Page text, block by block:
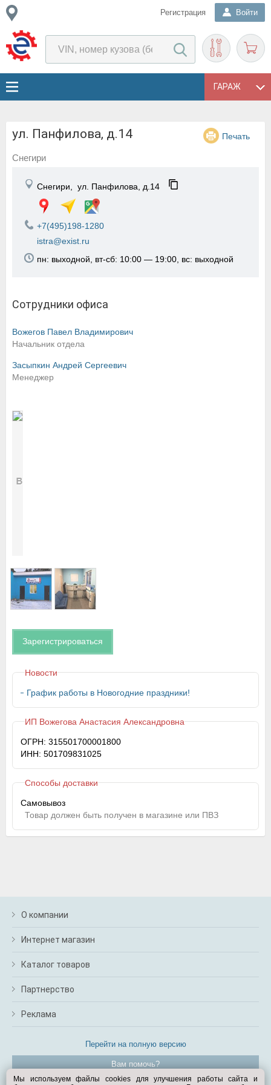
Регистрация Войти
ГАРАЖ
ул. Панфилова, д.14 Печать
Снегири
Снегири, ул. Панфилова, д.14
+7(495)198-1280
istra@exist.ru
пн: выходной, вт-сб: 10:00 — 19:00, вс: выходной
Сотрудники офиса
Вожегов Павел Владимирович
Начальник отдела
Засыпкин Андрей Сергеевич
Менеджер
Зарегистрироваться
Новости
График работы в Новогодние праздники!
ИП Вожегова Анастасия Александровна
ОГРН: 315501700001800
ИНН: 501709831025
Способы доставки
Самовывоз
Товар должен быть получен в магазине или ПВЗ
О компании
Интернет магазин
Каталог товаров
Партнерство
Реклама
Перейти на полную версию
Вам помочь?
Мы используем файлы cookies для улучшения работы сайта и